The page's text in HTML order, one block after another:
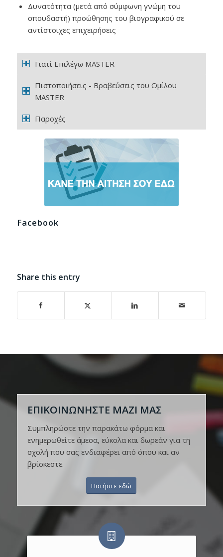
Δυνατότητα (μετά από σύμφωνη γνώμη του
σπουδαστή) προώθησης του βιογραφικού σε
αντίστοιχες επιχειρήσεις
Γιατί Επιλέγω MASTER
Πιστοποιήσεις - Βραβεύσεις του Ομίλου
MASTER
Παροχές
Facebook
Share this entry
ΕΠΙΚΟΙΝΩΝΗΣΤΕ ΜΑΖΙ ΜΑΣ
Συμπληρώστε την παρακάτω φόρμα και
ενημερωθείτε άμεσα, εύκολα και δωρεάν για τη
σχολή που σας ενδιαφέρει από όπου και αν
βρίσκεστε.
Πατήστε εδώ